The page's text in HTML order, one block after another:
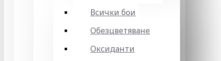
Всички бои
Обезцветяване
Оксиданти